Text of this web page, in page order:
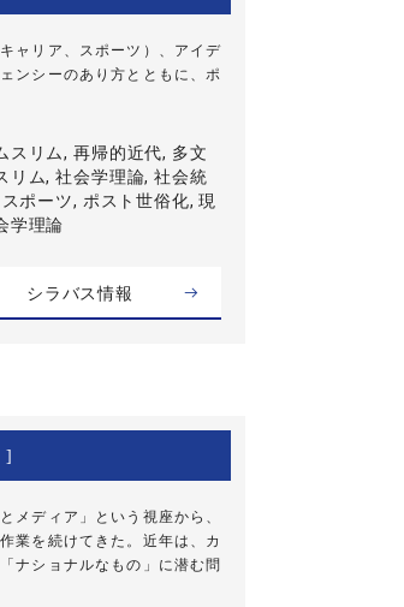
ャリア、スポーツ）、アイデ
ンシーのあり方とともに、ポ
スリム, 再帰的近代, 多文
リム, 社会学理論, 社会統
ポーツ, ポスト世俗化, 現
学理論
シラバス情報
]
メディア」という視座から、
業を続けてきた。近年は、カ
ナショナルなもの」に潜む問